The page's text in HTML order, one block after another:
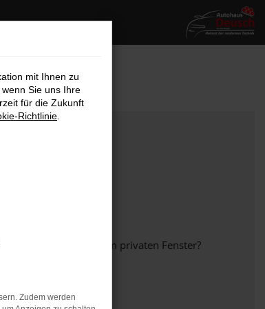
Browser oder in einem privaten Fenster?
mit Ihnen zu
Sie uns Ihre
für die Zukunft
Richtlinie
Zudem werden